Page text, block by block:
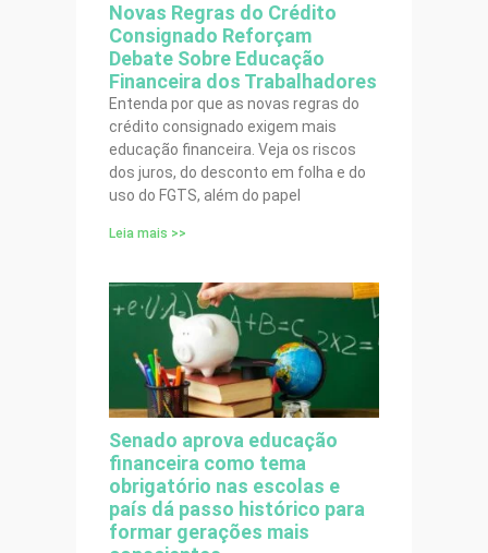
Novas Regras do Crédito
Consignado Reforçam
Debate Sobre Educação
Financeira dos Trabalhadores
Entenda por que as novas regras do
crédito consignado exigem mais
educação financeira. Veja os riscos
dos juros, do desconto em folha e do
uso do FGTS, além do papel
Leia mais >>
Senado aprova educação
financeira como tema
obrigatório nas escolas e
país dá passo histórico para
formar gerações mais